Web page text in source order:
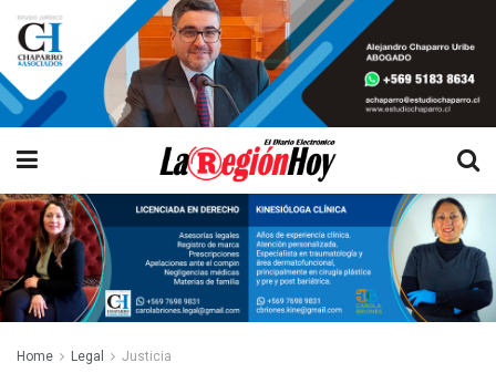
Home Legal Justicia